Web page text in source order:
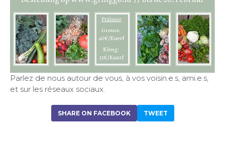
Parlez de nous autour de vous, à vos voisin.e.s, ami.e.s,
et sur les réseaux sociaux.
SHARE ON FACEBOOK TWEET